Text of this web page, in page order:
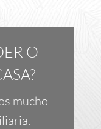
O
mucho